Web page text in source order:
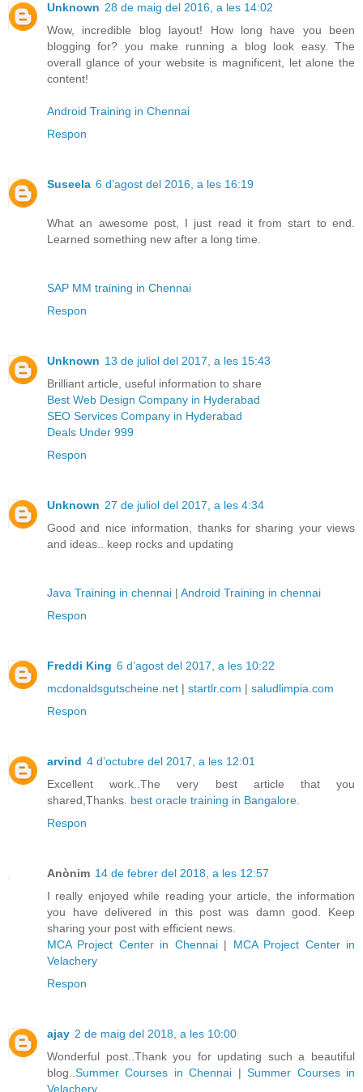
Unknown 28 de maig del 2016, a les 14:02
Wow, incredible blog layout! How long have you been
blogging for? you make running a blog look easy. The
overall glance of your website is magnificent, let alone the
content!
Android Training in Chennai
Respon
Suseela 6 d’agost del 2016, a les 16:19
What an awesome post, I just read it from start to end.
Learned something new after a long time.
SAP MM training in Chennai
Respon
Unknown 13 de juliol del 2017, a les 15:43
Brilliant article, useful information to share
Best Web Design Company in Hyderabad
SEO Services Company in Hyderabad
Deals Under 999
Respon
Unknown 27 de juliol del 2017, a les 4:34
Good and nice information, thanks for sharing your views
and ideas.. keep rocks and updating
Java Training in chennai | Android Training in chennai
Respon
Freddi King 6 d’agost del 2017, a les 10:22
mcdonaldsgutscheine.net | startlr.com | saludlimpia.com
Respon
arvind 4 d’octubre del 2017, a les 12:01
Excellent work..The very best article that you
shared,Thanks. best oracle training in Bangalore.
Respon
Anònim 14 de febrer del 2018, a les 12:57
I really enjoyed while reading your article, the information
you have delivered in this post was damn good. Keep
sharing your post with efficient news.
MCA Project Center in Chennai| MCA Project Center in
Velachery
Respon
ajay 2 de maig del 2018, a les 10:00
Wonderful post..Thank you for updating such a beautiful
blog.. Summer Courses in Chennai |Summer Courses in
Velachery